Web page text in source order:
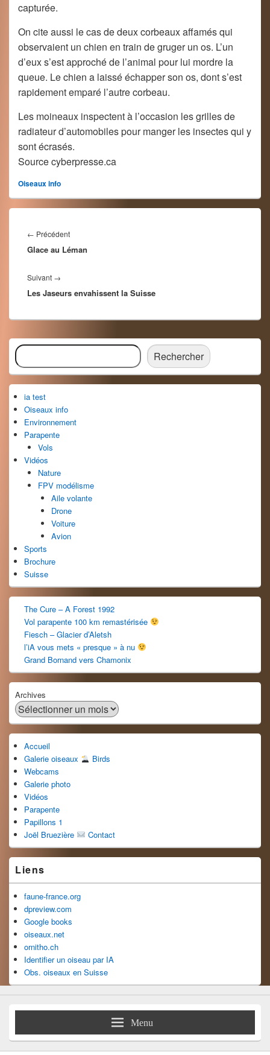
capturée.
On cite aussi le cas de deux corbeaux affamés qui
observaient un chien en train de gruger un os. L’un
d’eux s’est approché de l’animal pour lui mordre la
queue. Le chien a laissé échapper son os, dont s’est
rapidement emparé l’autre corbeau.
Les moineaux inspectent à l’occasion les grilles de
radiateur d’automobiles pour manger les insectes qui y
sont écrasés.
Source cyberpresse.ca
Oiseaux info
de
l’article
← PrécédentArticle
précédent :
Glace au Léman
Suivant →
suivant :
Les Jaseurs envahissent la Suisse
Zone
principale
de
widget
pour
la
barre
latérale
Rechercher Rechercher
ia test
Oiseaux info
Environnement
Parapente
Vols
Vidéos
Nature
FPV modélisme
Aile volante
Drone
Voiture
Avion
Sports
Brochure
Suisse
The Cure – A Forest 1992
Vol parapente 100 km remastérisée
Fiesch – Glacier d’Aletsh
l’iA vous mets « presque » à nu
Grand Bornand vers Chamonix
Archives
Accueil
Galerie oiseaux
Birds
Webcams
Galerie photo
Vidéos
Parapente
Papillons 1
Joël Bruezière
Contact
Liens
faune-france.org
dpreview.com
Google books
oiseaux.net
ornitho.ch
Identifier un oiseau par IA
Obs. oiseaux en Suisse
Menu